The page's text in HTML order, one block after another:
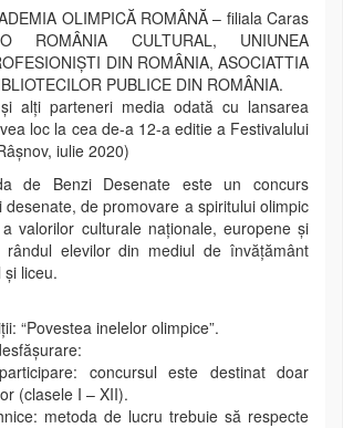
OLIMPICĂ ROMÂNĂ – filiala Caras
ROMÂNIA CULTURAL, UNIUNEA
DIN ROMÂNIA, ASOCIATTIA
PUBLICE DIN ROMÂNIA.
alți parteneri media odată cu lansarea
loc la cea de-a 12-a editie a Festivalului
iulie 2020)
de Benzi Desenate este un concurs
desenate, de promovare a spiritului olimpic
valorilor culturale naționale, europene și
rândul elevilor din mediul de învățământ
liceu.
“Povestea inelelor olimpice”.
concursul este destinat doar
(clasele I – XII).
metoda de lucru trebuie să respecte